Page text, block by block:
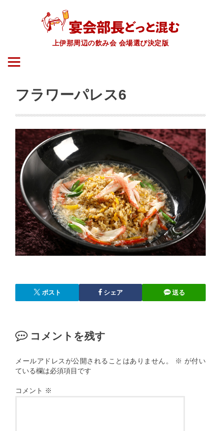
上伊那周辺の飲み会 会場選び決定版
フラワーパレス6
ポスト シェア 送る
コメントを残す
メールアドレスが公開されることはありません。 ※ が付い
ている欄は必須項目です
コメント ※